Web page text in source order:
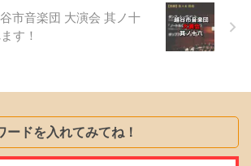
市音楽団 大演会 其ノ十
す！
ードを入れてみてね！